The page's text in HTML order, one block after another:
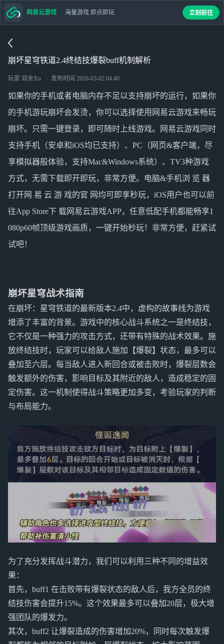
崩坏星穹铁道2.4终结技爆裂buff机制解析
玩家 双余Xn 发布时间 2026-03-02 04:40
如果你的手机或者电脑内存不足以支持崩坏的运行，如果你
的手机游玩崩坏会发烫，你可以选择使用网易云游戏来畅玩
崩坏。只需一键登录，即可随时上线游戏。网易云游戏同时
支持手机（安卓和iOS均已支持）、PC（网页&客户端，尽
享模拟器般体验，支持Mac&Windows系统）、TV3种游戏
方式，无需下载即开即玩，非常方便。电脑&手机浏 览 器
打开网 易 云 游 戏的官 网均可即享秒玩，iOS用户也可以前
往App Store下 载网易云游戏APP，任意低配手机都能畅享1
080p60帧顶级游戏画质，一键开始秒玩！非常方便，赶紧试
试吧！
崩坏星穹战术指南
在崩坏：星穹铁道的最新版本2.4中，虚构的故事线为游戏
增添了丰富的背景。游戏中的核心战斗系统之一是终结技，
它不仅是一种强力的攻击方式，还带有特殊的战术效果。施
放终结技时，玩家可以给敌人施加【爆裂】状态，最多可以
叠加至六层。每当敌人进入新回合或被击败时，爆裂层数会
触发额外的伤害，影响目标及其附近的敌人，造成稳定的固
定伤害。这一机制使得战斗策略更加多变，考验玩家的判断
与布局能力。
为了充分发挥战斗潜力，我们可以利用三种不同的增益效
果：
首先，buff1 在击败带有爆裂状态的敌人后，我方全员的终
结技伤害会提升15%。这个效果最多可以叠加20层，极大增
强团队的爆发力。
其次，buff2 让爆裂造成的伤害增加20%，同时每次触发爆
网易云游戏 海量游戏 即点即玩 立刻前往